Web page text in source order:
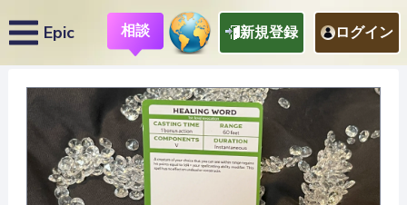
Epic 相談 新規登録 ログイン